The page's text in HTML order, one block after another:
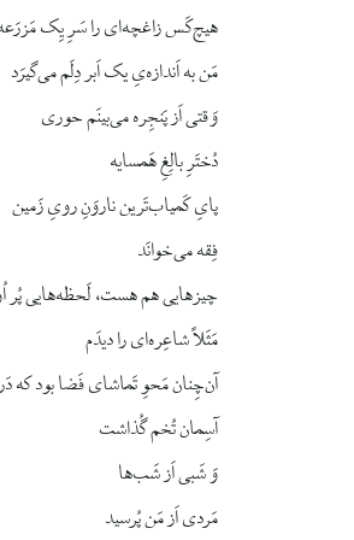
هیچ‌کَس زاغچه‌ای را سَرِ یِک
مَن به اَندازه‌یِ یک اَبر دِلَم می‌گیرَد
وَقتی اَز پَنجِره می‌بینَم حوری
دُختَرِ بالِغِ هَمسایه
پایِ کَمیاب‌تَرین ناروَنِ رویِ زَمین
فِقه می‌خوانَد
چیزهایی هم هست، لَحظه‌هایی پُر
مَثَلاً شاعِره‌ای را دیدَم
آن‌چِنان مَحوِ تَماشای فَضا بود
آسِمان تُخم گُذاشت
وَ شَبی اَز شَب‌ها
مَردی اَز مَن پُرسید